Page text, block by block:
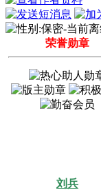
荣誉勋章
刘兵